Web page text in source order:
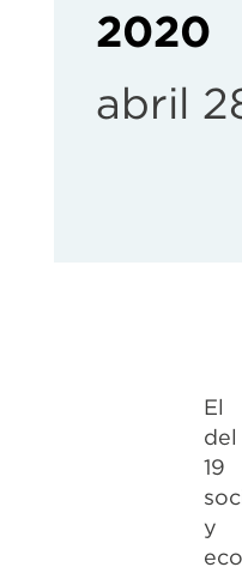
2020
abril
El
y